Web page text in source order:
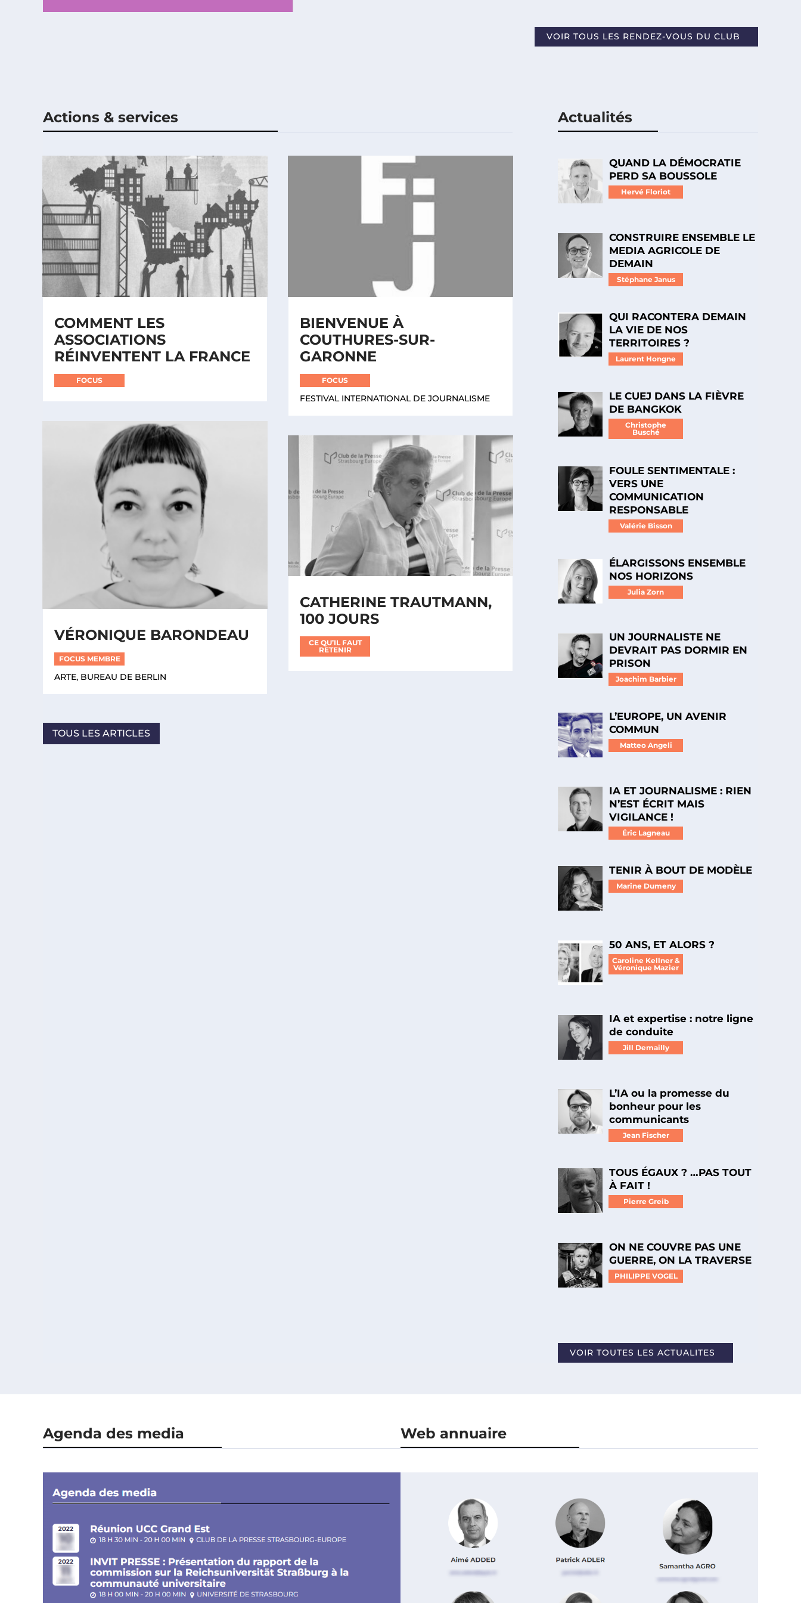
VOIR TOUS LES RENDEZ-VOUS DU CLUB
Actions & services
COMMENT LES
ASSOCIATIONS
RÉINVENTENT LA FRANCE
FOCUS
VÉRONIQUE BARONDEAU
FOCUS MEMBRE
ARTE, BUREAU DE BERLIN
BIENVENUE À
COUTHURES-SUR-
GARONNE
FOCUS
FESTIVAL INTERNATIONAL DE JOURNALISME
CATHERINE TRAUTMANN,
100 JOURS
CE QU’IL FAUT
RETENIR
TOUS LES ARTICLES
Actualités
QUAND LA DÉMOCRATIE
PERD SA BOUSSOLE
Hervé Floriot
CONSTRUIRE ENSEMBLE LE
MEDIA AGRICOLE DE
DEMAIN
Stéphane Janus
QUI RACONTERA DEMAIN
LA VIE DE NOS
TERRITOIRES ?
Laurent Hongne
LE CUEJ DANS LA FIÈVRE
DE BANGKOK
Christophe
Busché
FOULE SENTIMENTALE :
VERS UNE
COMMUNICATION
RESPONSABLE
Valérie Bisson
ÉLARGISSONS ENSEMBLE
NOS HORIZONS
Julia Zorn
UN JOURNALISTE NE
DEVRAIT PAS DORMIR EN
PRISON
Joachim Barbier
L’EUROPE, UN AVENIR
COMMUN
Matteo Angeli
IA ET JOURNALISME : RIEN
N’EST ÉCRIT MAIS
VIGILANCE !
Éric Lagneau
TENIR À BOUT DE MODÈLE
Marine Dumeny
50 ANS, ET ALORS ?
Caroline Kellner &
Véronique Mazier
IA et expertise : notre ligne
de conduite
Jill Demailly
L’IA ou la promesse du
bonheur pour les
communicants
Jean Fischer
TOUS ÉGAUX ? …PAS TOUT
À FAIT !
Pierre Greib
ON NE COUVRE PAS UNE
GUERRE, ON LA TRAVERSE
PHILIPPE VOGEL
VOIR TOUTES LES ACTUALITES
Agenda des media Web annuaire